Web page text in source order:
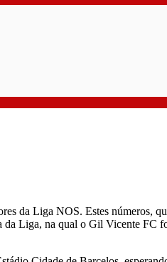
da Liga NOS. Estes números,
da Liga, na qual o Gil Vicente FC